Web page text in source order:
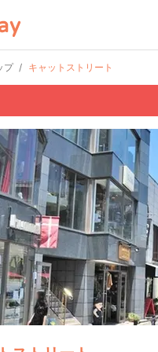
プ キャットストリート